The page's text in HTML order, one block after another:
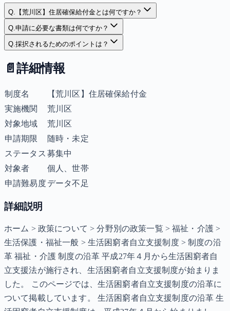
Q. 【荒川区】住居確保給付金とは何ですか？
Q.申請に必要な書類は何ですか？
Q.採択されるためのポイントは？
📄 詳細情報
制度名
【荒川区】住居確保給付金
実施機関
荒川区
対象地域
荒川区
申請期限
随時・未定
ステータス 募集中
対象者
個人、世帯
申請難易度データ不足
詳細説明
ホーム > 政策について > 分野別の政策一覧 > 福祉・介護 >
生活保護・福祉一般 > 生活困窮者自立支援制度 > 制度の沿
革 福祉・介護 制度の沿革 平成27年４月から生活困窮者自
立支援法が施行され、生活困窮者自立支援制度が始まりま
した。 このページでは、生活困窮者自立支援制度の沿革に
ついて掲載しています。 生活困窮者自立支援制度の沿革 生